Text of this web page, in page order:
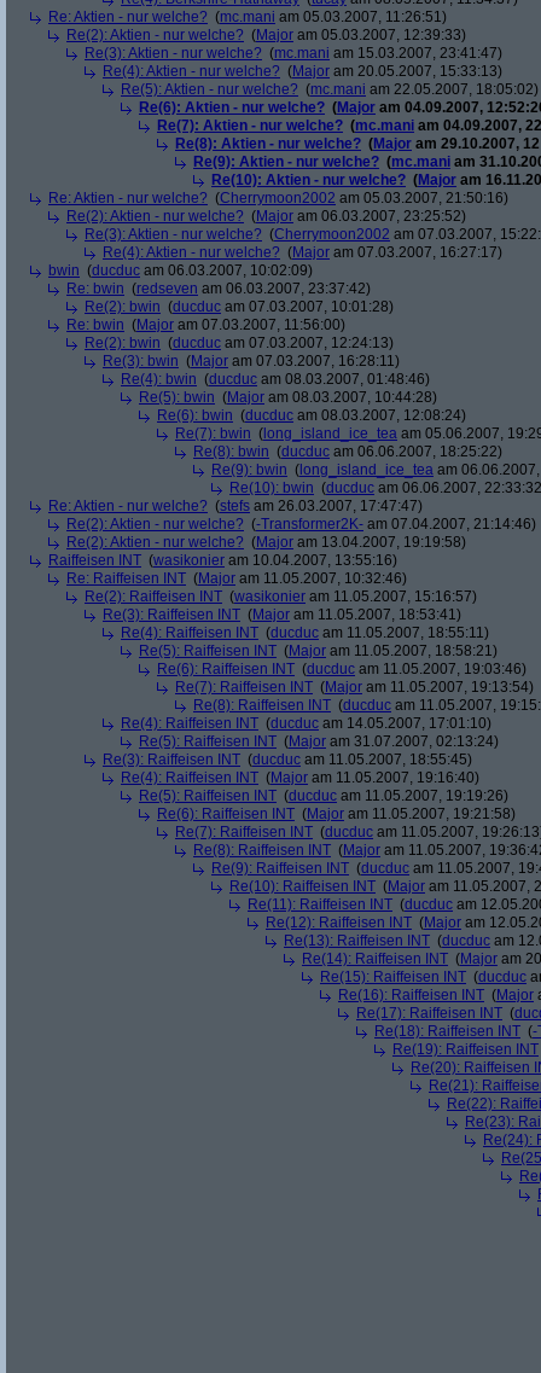
Re: Aktien - nur welche? (mc.mani am 05.03.2007, 11:26:51)
Re(2): Aktien - nur welche? (Major am 05.03.2007, 12:39:33)
Re(3): Aktien - nur welche? (mc.mani am 15.03.2007, 23:41:47)
Re(4): Aktien - nur welche? (Major am 20.05.2007, 15:33:13)
Re(5): Aktien - nur welche? (mc.mani am 22.05.2007, 18:05:02)
Re(6): Aktien - nur welche? (Major am 04.09.2007,
Re(7): Aktien - nur welche? (mc.mani am 04.09.2007,
Re(8): Aktien - nur welche? (Major am 29.10.2007,
Re(9): Aktien - nur welche? (mc.mani am
Re(10): Aktien - nur welche? (Major am
Re: Aktien - nur welche? (Cherrymoon2002 am 05.03.2007, 21:50:16)
Re(2): Aktien - nur welche? (Major am 06.03.2007, 23:25:52)
Re(3): Aktien - nur welche? (Cherrymoon2002 am 07.03.2007,
Re(4): Aktien - nur welche? (Major am 07.03.2007, 16:27:17)
bwin (ducduc am 06.03.2007, 10:02:09)
Re: bwin (redseven am 06.03.2007, 23:37:42)
Re(2): bwin (ducduc am 07.03.2007, 10:01:28)
Re: bwin (Major am 07.03.2007, 11:56:00)
Re(2): bwin (ducduc am 07.03.2007, 12:24:13)
Re(3): bwin (Major am 07.03.2007, 16:28:11)
Re(4): bwin (ducduc am 08.03.2007, 01:48:46)
Re(5): bwin (Major am 08.03.2007, 10:44:28)
Re(6): bwin (ducduc am 08.03.2007, 12:08:24)
Re(7): bwin ( long_island_ice_tea am 05.06.2007,
Re(8): bwin (ducduc am 06.06.2007, 18:25:22)
Re(9): bwin ( long_island_ice_tea am
Re(10): bwin (ducduc am 06.06.2007,
Re: Aktien - nur welche? (stefs am 26.03.2007, 17:47:47)
Re(2): Aktien - nur welche? (-Transformer2K- am 07.04.2007, 21:14:46)
Re(2): Aktien - nur welche? (Major am 13.04.2007, 19:19:58)
Raiffeisen INT (wasikonier am 10.04.2007, 13:55:16)
Re: Raiffeisen INT (Major am 11.05.2007, 10:32:46)
Re(2): Raiffeisen INT (wasikonier am 11.05.2007, 15:16:57)
Re(3): Raiffeisen INT (Major am 11.05.2007, 18:53:41)
Re(4): Raiffeisen INT (ducduc am 11.05.2007, 18:55:11)
Re(5): Raiffeisen INT (Major am 11.05.2007, 18:58:21)
Re(6): Raiffeisen INT (ducduc am 11.05.2007, 19:03:46)
Re(7): Raiffeisen INT (Major am 11.05.2007, 19:13:54)
Re(8): Raiffeisen INT (ducduc am 11.05.2007,
Re(4): Raiffeisen INT (ducduc am 14.05.2007, 17:01:10)
Re(5): Raiffeisen INT (Major am 31.07.2007, 02:13:24)
Re(3): Raiffeisen INT (ducduc am 11.05.2007, 18:55:45)
Re(4): Raiffeisen INT (Major am 11.05.2007, 19:16:40)
Re(5): Raiffeisen INT (ducduc am 11.05.2007, 19:19:26)
Re(6): Raiffeisen INT (Major am 11.05.2007, 19:21:58)
Re(7): Raiffeisen INT (ducduc am 11.05.2007,
Re(8): Raiffeisen INT (Major am 11.05.2007,
Re(9): Raiffeisen INT (ducduc am 11.05.2007,
Re(10): Raiffeisen INT (Major am 11.05.2007,
Re(11): Raiffeisen INT (ducduc am
Re(12): Raiffeisen INT (Major am
Re(13): Raiffeisen INT (ducduc am
Re(14): Raiffeisen INT (Major am
Re(15): Raiffeisen INT (ducduc
Re(16): Raiffeisen INT (Major
Re(17): Raiffeisen INT (
Re(18): Raiffeisen INT (-
Re(19): Raiffeisen INT
Re(20): Raiffeisen
Re(21):
Re(22):
Re(23):
Re(24):